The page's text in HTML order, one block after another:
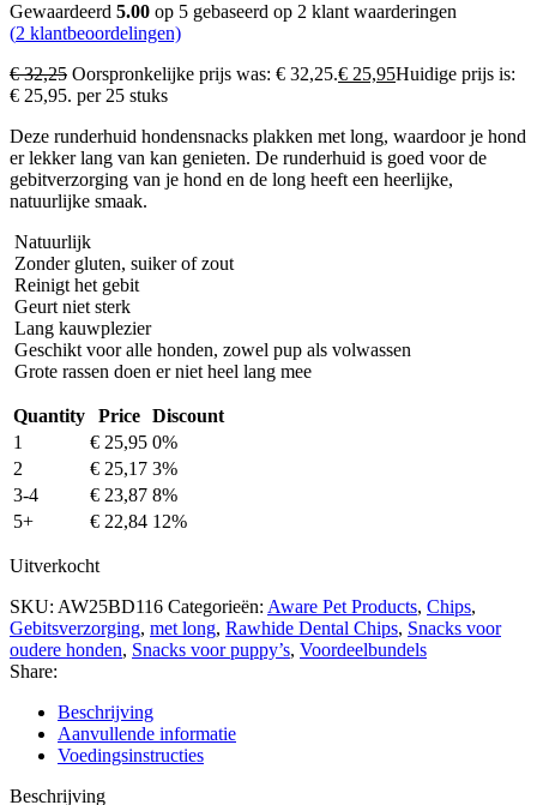
Gewaardeerd 5.00 op 5 gebaseerd op 2 klant waarderingen
(2 klantbeoordelingen)
€32,25 Oorspronkelijke prijs was: € 32,25.€ 25,95Huidige prijs is:
€ 25,95. per 25 stuks
Deze runderhuid hondensnacks plakken met long, waardoor je hond
er lekker lang van kan genieten. De runderhuid is goed voor de
gebitverzorging van je hond en de long heeft een heerlijke,
natuurlijke smaak.
Natuurlijk
Zonder gluten, suiker of zout
Reinigt het gebit
Geurt niet sterk
Lang kauwplezier
Geschikt voor alle honden, zowel pup als volwassen
Grote rassen doen er niet heel lang mee
Quantity Price
Discount
1
€ 25,95 0%
2
€ 25,17 3%
3-4
€ 23,87 8%
5+
€ 22,84 12%
Uitverkocht
SKU: AW25BD116 Categorieën: Aware Pet Products, Chips,
Gebitsverzorging, met long, Rawhide Dental Chips, Snacks voor
oudere honden, Snacks voor puppy’s, Voordeelbundels
Share:
Beschrijving
Aanvullende informatie
Voedingsinstructies
Beschrijving